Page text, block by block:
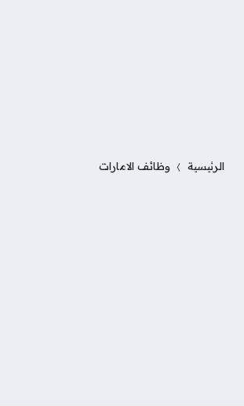
الرئيسية وظائف الامارات